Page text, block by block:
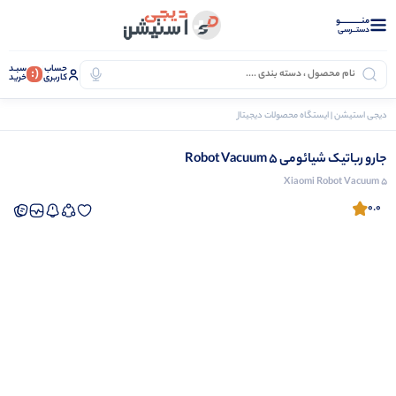
منــــــــــــو
دستــرسی
حساب
کاربری (: سبـد
خرید
دیجی استیشن | ایستگاه محصولات دیجیتال
جارو رباتیک شیائومی Robot Vacuum 5
Xiaomi Robot Vacuum 5
0.0